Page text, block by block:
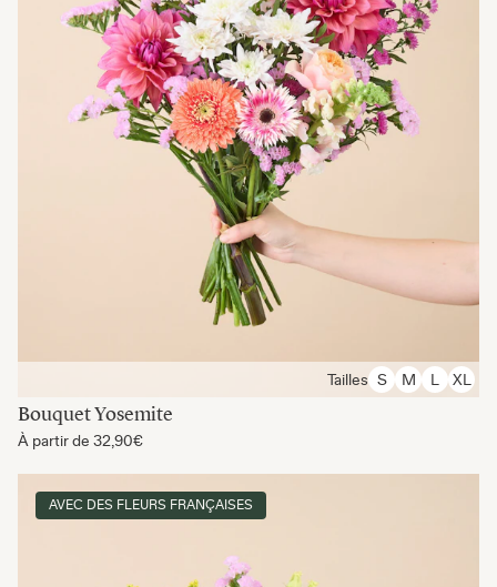
Tailles S M XL
Bouquet Yosemite
À partir de 32,90€
AVEC DES FLEURS FRANÇAISES